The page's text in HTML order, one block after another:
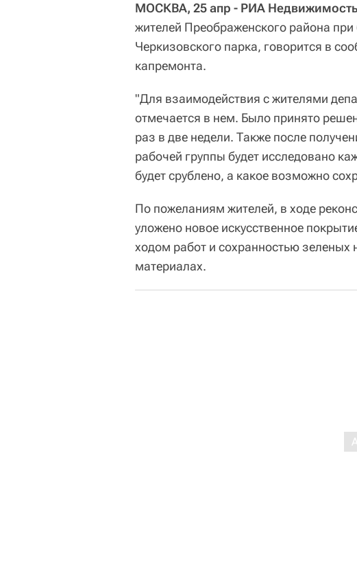
МОСКВА, 25 апр - РИА
жителей Преображенского района при
Черкизовского парка, говорится в
капремонта.
"Для взаимодействия с жителями
отмечается в нем. Было принято
раз в две недели. Также после
рабочей группы будет исследовано
будет срублено, а какое возможно
По пожеланиям жителей, в ходе
уложено новое искусственное
ходом работ и сохранностью зеленых
материалах.